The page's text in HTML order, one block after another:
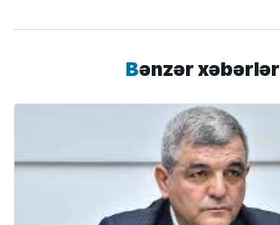
Bənzər xəbərlər